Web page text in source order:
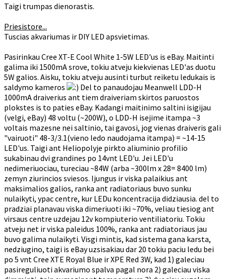
Taigi trumpas dienorastis.
Priesistore...
Tuscias akvariumas ir DIY LED apsvietimas.
Pasirinkau Cree XT-E Cool White 1-5W LED'us is eBay. Maitinti
galima iki 1500mA srove, tokiu atveju kiekvienas LED'as duotu
5W galios. Aisku, tokiu atveju ausinti turbut reiketu ledukais is
saldymo kameros
Del to panaudojau Meanwell LDD-H
1000mA draiverius ant tiem draiveriam skirtos paruostos
plokstes is to paties eBay. Kadangi maitinimo saltini isigijau
(velgi, eBay) 48 voltu (~200W), o LDD-H isejime itampa ~3
voltais mazesne nei saltinio, tai gavosi, jog vienas draiveris gali
"vairuoti" 48-3/3.1(vieno ledo naudojama itampa) = ~14-15
LED'us. Taigi ant Heliopolyje pirkto aliuminio profilio
sukabinau dvi grandines po 14vnt LED'u. Jei LED'u
nedimeriuociau, tureciau ~84W (arba ~300lm x 28= 8400 lm)
zemyn ziurincios sviesos. Ijungus ir viska palaikius ant
maksimalios galios, ranka ant radiatoriaus buvo sunku
nulaikyti, ypac centre, kur LEDu koncentracija didziausia. del to
pradziai planavau viska dimeriuoti iki ~70%, veliau tiesiog ant
virsaus centre uzdejau 12v kompiuterio ventiliatoriu. Tokiu
atveju net ir viska paleidus 100%, ranka ant radiatoriaus jau
buvo galima nulaikyti. Visgi mintis, kad sistema gana karsta,
nedziugino, taigi is eBay uzsisakiau dar 20 tokiu paciu ledu bei
po 5 vnt Cree XTE Royal Blue ir XPE Red 3W, kad 1) galeciau
pasireguliuoti akvariumo spalva pagal nora 2) galeciau viska